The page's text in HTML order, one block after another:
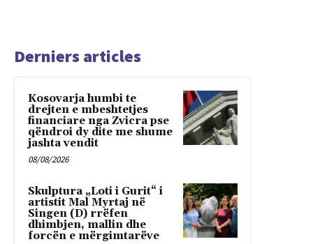
Derniers articles
Kosovarja humbi te
drejten e mbeshtetjes
financiare nga Zvicra pse
qëndroi dy dite me shume
jashta vendit
08/08/2026
Skulptura „Loti i Gurit“ i
artistit Mal Myrtaj në
Singen (D) rrëfen
dhimbjen, mallin dhe
forcën e mërgimtarëve